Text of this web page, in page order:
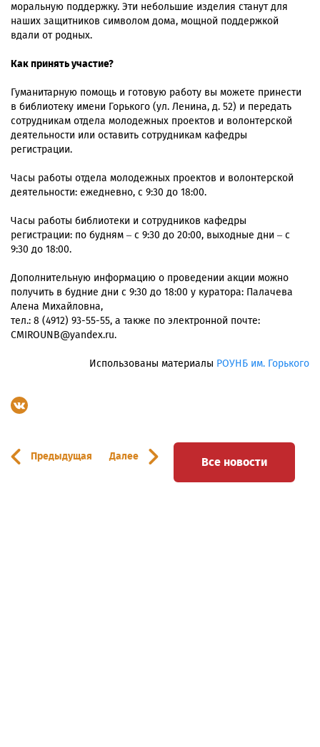
моральную поддержку. Эти небольшие изделия станут для
наших защитников символом дома, мощной поддержкой
вдали от родных.
Как принять участие?
Гуманитарную помощь и готовую работу вы можете принести
в библиотеку имени Горького (ул. Ленина, д. 52) и передать
сотрудникам отдела молодежных проектов и волонтерской
деятельности или оставить сотрудникам кафедры
регистрации.
Часы работы отдела молодежных проектов и волонтерской
деятельности: ежедневно, с 9:30 до 18:00.
Часы работы библиотеки и сотрудников кафедры
регистрации: по будням – с 9:30 до 20:00, выходные дни – с
9:30 до 18:00.
Дополнительную информацию о проведении акции можно
получить в будние дни с 9:30 до 18:00 у куратора: Палачева
Алена Михайловна,
тел.: 8 (4912) 93-55-55, а также по электронной почте:
CMIROUNB@yandex.ru.
Использованы материалы РОУНБ им. Горького
Предыдущая Все новости
Далее